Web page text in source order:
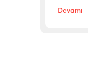
Devamı